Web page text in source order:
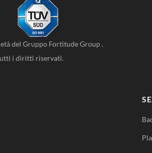
del Gruppo Fortitude Group.
i diritti riservati.